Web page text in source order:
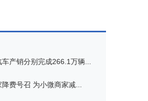
车产销分别完成266.1万辆...
费号召 为小微商家减...